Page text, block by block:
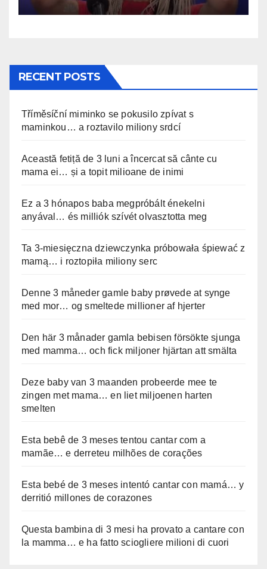
RECENT POSTS
Tříměsíční miminko se pokusilo zpívat s
maminkou… a roztavilo miliony srdcí
Această fetiță de 3 luni a încercat să cânte cu
mama ei… și a topit milioane de inimi
Ez a 3 hónapos baba megpróbált énekelni
anyával… és milliók szívét olvasztotta meg
Ta 3-miesięczna dziewczynka próbowała śpiewać z
mamą… i roztopiła miliony serc
Denne 3 måneder gamle baby prøvede at synge
med mor… og smeltede millioner af hjerter
Den här 3 månader gamla bebisen försökte sjunga
med mamma… och fick miljoner hjärtan att smälta
Deze baby van 3 maanden probeerde mee te
zingen met mama… en liet miljoenen harten
smelten
Esta bebê de 3 meses tentou cantar com a
mamãe… e derreteu milhões de corações
Esta bebé de 3 meses intentó cantar con mamá… y
derritió millones de corazones
Questa bambina di 3 mesi ha provato a cantare con
la mamma… e ha fatto sciogliere milioni di cuori